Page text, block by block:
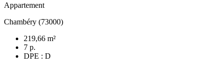
Appartement
Chambéry (73000)
219,66 m²
7 p.
DPE : D